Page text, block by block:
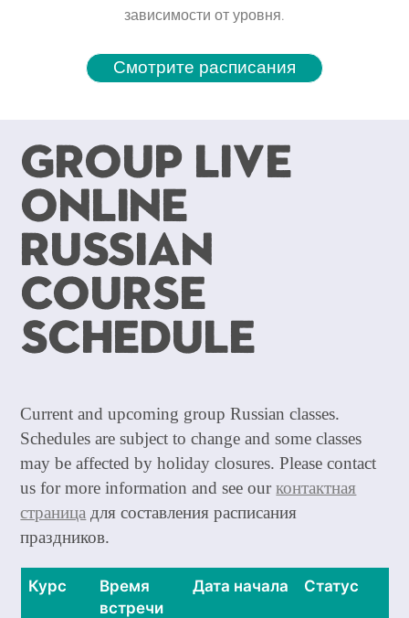
зависимости от уровня.
Смотрите расписания
Group Live
Online
Russian
Course
Schedule
Current and upcoming group Russian classes.
Schedules are subject to change and some classes
may be affected by holiday closures. Please contact
us for more information and see ourконтактная
страница для составления расписания
праздников.
Курс
Время
встречи
Дата начала Статус